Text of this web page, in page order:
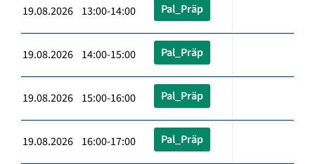
19.08.2026 13:00-14:00 Pal_Präp
19.08.2026 14:00-15:00 Pal_Präp
19.08.2026 15:00-16:00 Pal_Präp
19.08.2026 16:00-17:00 Pal_Präp